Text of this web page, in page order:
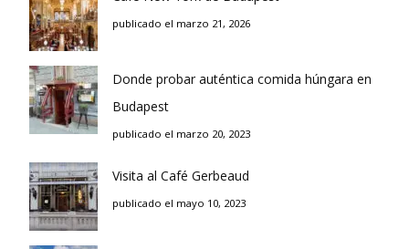
publicado el marzo 21, 2026
Donde probar auténtica comida húngara en
Budapest
publicado el marzo 20, 2023
Visita al Café Gerbeaud
publicado el mayo 10, 2023